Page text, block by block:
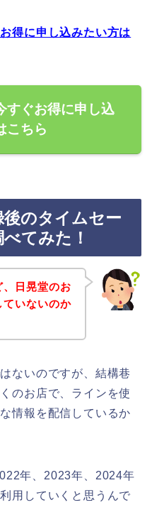
得に申し込みたい方は
すぐお得に申し込
こちら
後のタイムセー
てみた！
日晃堂のお
ていないのか
ないのですが、結構巷
のお店で、ラインを使
情報を配信しているか
年、2023年、2024年
用していくと思うんで